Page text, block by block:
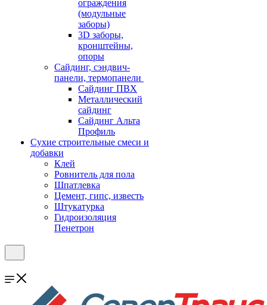
ограждения
(модульные
заборы)
3D заборы,
кронштейны,
опоры
Cайдинг, сэндвич-
панели, термопанели
Сайдинг ПВХ
Металлический
сайдинг
Сайдинг Альта
Профиль
Сухие строительные смеси и
добавки
Клей
Ровнитель для пола
Шпатлевка
Цемент, гипс, известь
Штукатурка
Гидроизоляция
Пенетрон